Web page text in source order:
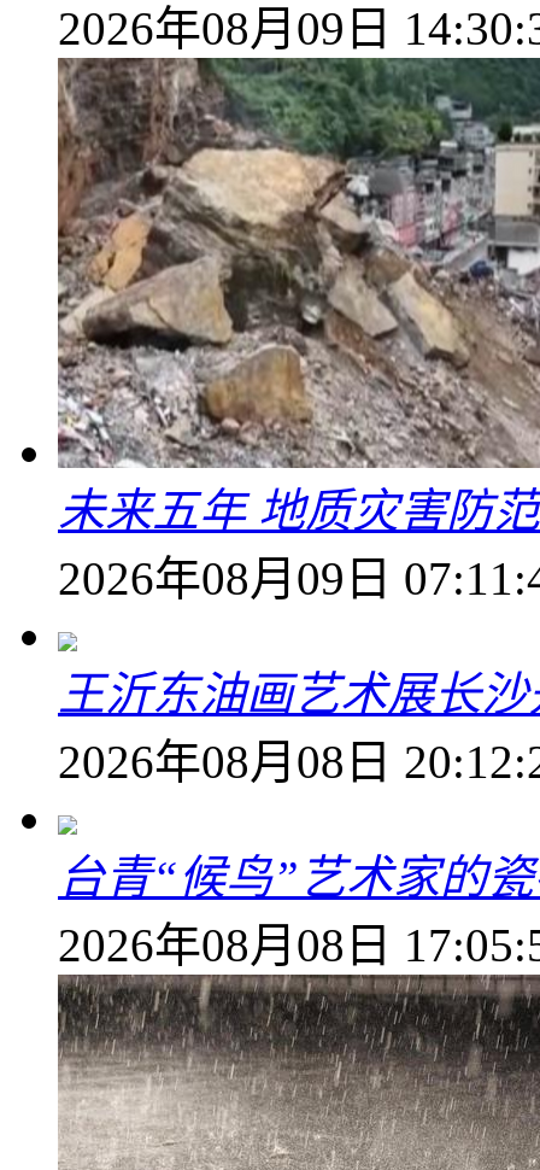
2026年08月09日
未来五年 地质灾害防
2026年08月09日
王沂东油画艺术展长
2026年08月08日
台青“候鸟”艺术家的
2026年08月08日